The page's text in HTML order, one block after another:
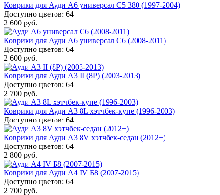
Коврики для Ауди А6 универсал С5 380 (1997-2004)
Доступно цветов: 64
2 600 руб.
Коврики для Ауди А6 универсал С6 (2008-2011)
Доступно цветов: 64
2 600 руб.
Коврики для Ауди А3 II (8P) (2003-2013)
Доступно цветов: 64
2 700 руб.
Коврики для Ауди А3 8L хэтчбек-купе (1996-2003)
Доступно цветов: 64
Коврики для Ауди А3 8V хэтчбек-седан (2012+)
Доступно цветов: 64
2 800 руб.
Коврики для Ауди А4 IV Б8 (2007-2015)
Доступно цветов: 64
2 700 руб.